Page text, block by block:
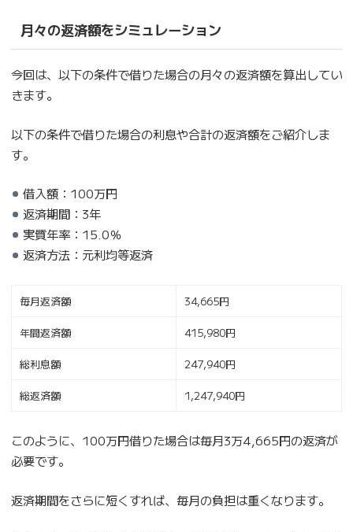
月々の返済額をシミュレーション
今回は、以下の条件で借りた場合の月々の返済額を算出してい
きます。
以下の条件で借りた場合の利息や合計の返済額をご紹介しま
す。
借入額：100万円
返済期間：3年
実質年率：15.0％
返済方法：元利均等返済
毎月返済額 34,665円
年間返済額 415,980円
総利息額 247,940円
総返済額 1,247,940円
このように、100万円借りた場合は毎月3万4,665円の返済が
必要です。
返済期間をさらに短くすれば、毎月の負担は重くなります。